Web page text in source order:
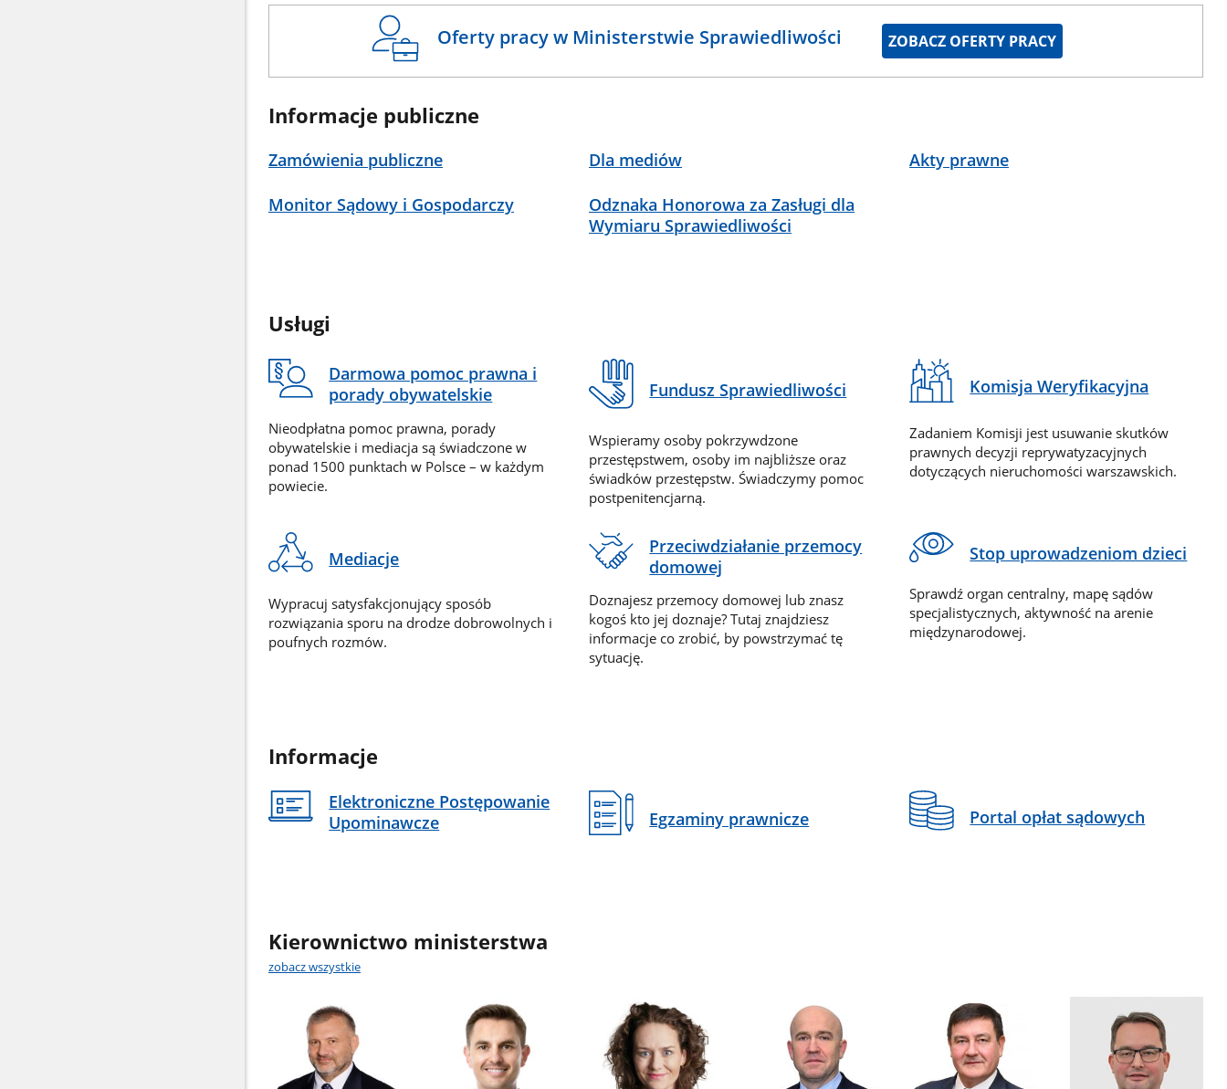
Oferty pracy w Ministerstwie Sprawiedliwości ZOBACZ OFERTY PRACY
Informacje publiczne
Zamówienia publiczne Dla mediów Akty prawne
Monitor Sądowy i Gospodarczy
Odznaka Honorowa za Zasługi dla
Wymiaru Sprawiedliwości
Usługi
Darmowa pomoc prawna i
porady obywatelskie
Nieodpłatna pomoc prawna, porady
obywatelskie i mediacja są świadczone w
ponad 1500 punktach w Polsce – w każdym
powiecie.
Fundusz Sprawiedliwości
Wspieramy osoby pokrzywdzone
przestępstwem, osoby im najbliższe oraz
świadków przestępstw. Świadczymy pomoc
postpenitencjarną.
Komisja Weryfikacyjna
Zadaniem Komisji jest usuwanie skutków
prawnych decyzji reprywatyzacyjnych
dotyczących nieruchomości warszawskich.
Mediacje
Wypracuj satysfakcjonujący sposób
rozwiązania sporu na drodze dobrowolnych i
poufnych rozmów.
Przeciwdziałanie przemocy
domowej
Doznajesz przemocy domowej lub znasz
kogoś kto jej doznaje? Tutaj znajdziesz
informacje co zrobić, by powstrzymać tę
sytuację.
Stop uprowadzeniom dzieci
Sprawdź organ centralny, mapę sądów
specjalistycznych, aktywność na arenie
międzynarodowej.
Informacje
Elektroniczne Postępowanie
Upominawcze
Egzaminy prawnicze Portal opłat sądowych
Kierownictwo ministerstwa
zobacz wszystkie